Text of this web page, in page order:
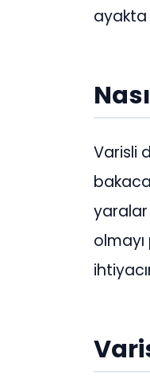
ayakta
Varisli
yaralar